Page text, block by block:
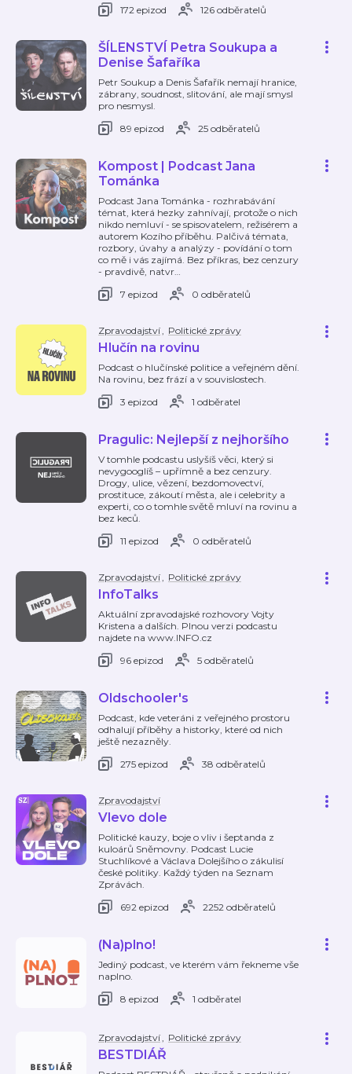
172 epizod
126 odběratelů
ŠÍLENSTVÍ Petra Soukupa a
Denise Šafaříka
Petr Soukup a Denis Šafařík nemají hranice,
zábrany, soudnost, slitování, ale mají smysl
pro nesmysl.
89 epizod
25 odběratelů
Kompost | Podcast Jana
Tománka
Podcast Jana Tománka - rozhrabávání
témat, která hezky zahnívají, protože o nich
nikdo nemluví - se spisovatelem, režisérem a
autorem Kozího příběhu. Palčivá témata,
rozbory, úvahy a analýzy - povídání o tom
co mě i vás zajímá. Bez příkras, bez cenzury
- pravdivě, natvr…
7 epizod
0 odběratelů
Zpravodajství, Politické zprávy
Hlučín na rovinu
Podcast o hlučínské politice a veřejném dění.
Na rovinu, bez frází a v souvislostech.
3 epizod
1 odběratel
Pragulic: Nejlepší z nejhoršího
V tomhle podcastu uslyšíš věci, který si
nevygooglíš – upřímně a bez cenzury.
Drogy, ulice, vězení, bezdomovectví,
prostituce, zákoutí města, ale i celebrity a
experti, co o tomhle světě mluví na rovinu a
bez keců.
11 epizod
0 odběratelů
Zpravodajství, Politické zprávy
InfoTalks
Aktuální zpravodajské rozhovory Vojty
Kristena a dalších. Plnou verzi podcastu
najdete na www.INFO.cz
96 epizod
5 odběratelů
Oldschooler's
Podcast, kde veteráni z veřejného prostoru
odhalují příběhy a historky, které od nich
ještě nezazněly.
275 epizod
38 odběratelů
Zpravodajství
Vlevo dole
Politické kauzy, boje o vliv i šeptanda z
kuloárů Sněmovny. Podcast Lucie
Stuchlíkové a Václava Dolejšího o zákulisí
české politiky. Každý týden na Seznam
Zprávách.
692 epizod
2252 odběratelů
(Na)plno!
Jediný podcast, ve kterém vám řekneme vše
naplno.
8 epizod
1 odběratel
Zpravodajství, Politické zprávy
BESTDIÁŘ